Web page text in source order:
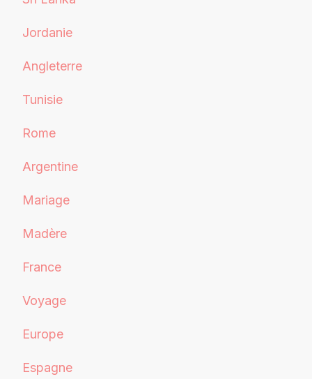
Jordanie
Angleterre
Tunisie
Rome
Argentine
Mariage
Madère
France
Voyage
Europe
Espagne